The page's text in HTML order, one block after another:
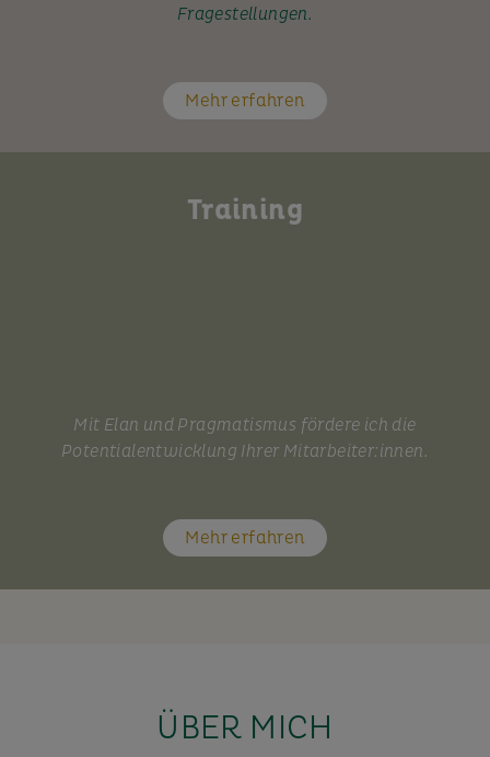
Fragestellungen.
Mehr erfahren
Training
Mit Elan und Pragmatismus fördere ich die
Potentialentwicklung Ihrer Mitarbeiter:innen.
Mehr erfahren
ÜBER MICH